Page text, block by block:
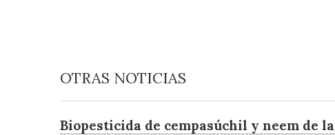
OTRAS NOTICIAS
Biopesticida de cempasúchil y neem de